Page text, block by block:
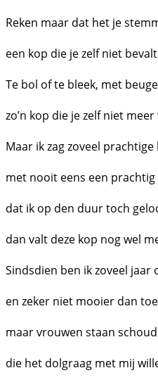
Reken maar dat het je
een kop die je zelf niet
Te bol of te bleek, met
zo’n kop die je zelf niet meer
Maar ik zag zoveel
met nooit eens een prachtig
dat ik op den duur toch
dan valt deze kop nog wel
Sindsdien ben ik zoveel jaar
en zeker niet mooier dan
maar vrouwen staan
die het dolgraag met mij